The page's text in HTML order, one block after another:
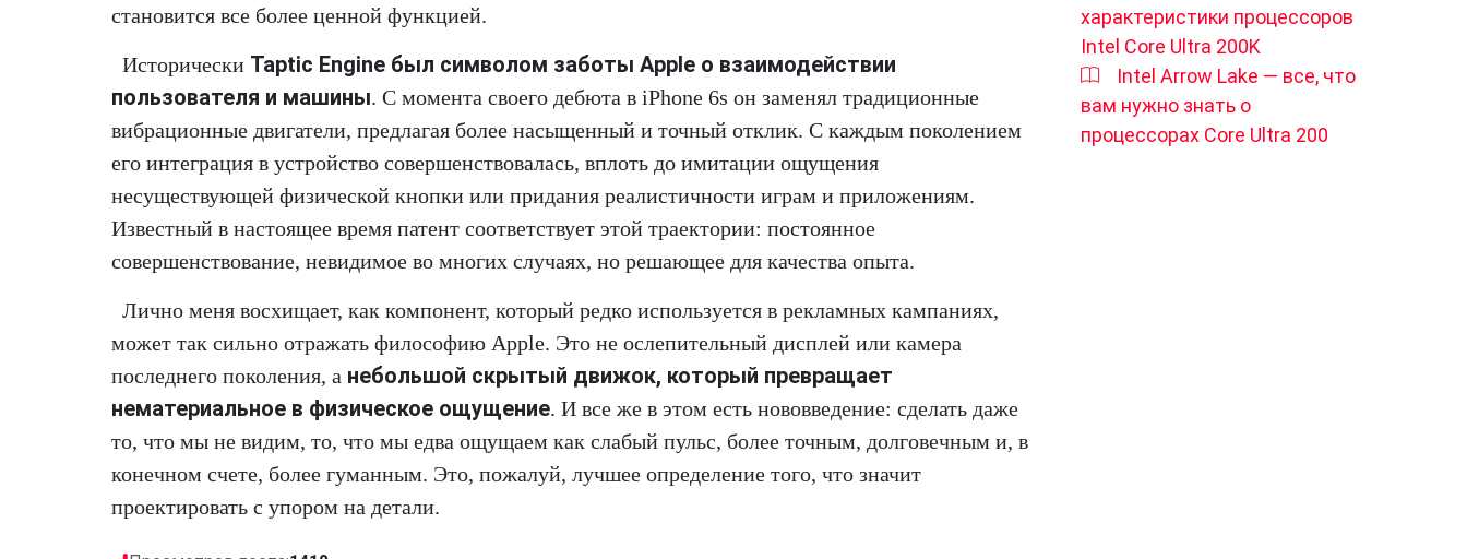
становится все более ценной функцией.
Исторически Taptic Engine был символом заботы Apple о взаимодействии
пользователя и машины. С момента своего дебюта в iPhone 6s он заменял традиционные
вибрационные двигатели, предлагая более насыщенный и точный отклик. С каждым поколением
его интеграция в устройство совершенствовалась, вплоть до имитации ощущения
несуществующей физической кнопки или придания реалистичности играм и приложениям.
Известный в настоящее время патент соответствует этой траектории: постоянное
совершенствование, невидимое во многих случаях, но решающее для качества опыта.
Лично меня восхищает, как компонент, который редко используется в рекламных кампаниях,
может так сильно отражать философию Apple. Это не ослепительный дисплей или камера
последнего поколения, а небольшой скрытый движок, который превращает
нематериальное в физическое ощущение. И все же в этом есть нововведение: сделать даже
то, что мы не видим, то, что мы едва ощущаем как слабый пульс, более точным, долговечным и, в
конечном счете, более гуманным. Это, пожалуй, лучшее определение того, что значит
проектировать с упором на детали.
характеристики процессоров
Intel Core Ultra 200K
Intel Arrow Lake — все, что
вам нужно знать о
процессорах Core Ultra 200